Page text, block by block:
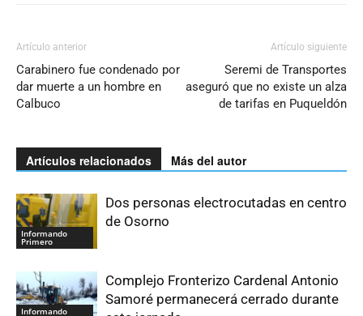
Artículo anterior
Carabinero fue condenado por
dar muerte a un hombre en
Calbuco
Artículo siguiente
Seremi de Transportes
aseguró que no existe un alza
de tarifas en Puqueldón
Artículos relacionados Más del autor
Informando
Primero
Dos personas electrocutadas en centro
de Osorno
Informando
Complejo Fronterizo Cardenal Antonio
Samoré permanecerá cerrado durante